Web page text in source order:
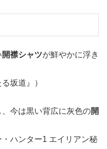
開襟シャツが鮮やかに浮き
坂道』）
、今は黒い背広に灰色の開
・ハンター1 エイリアン秘